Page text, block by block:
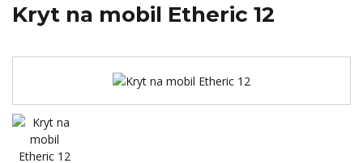
Kryt na mobil Etheric 12